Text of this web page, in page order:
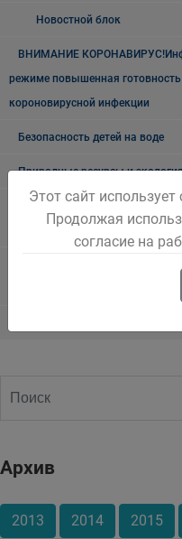
Новостной блок
ВНИМАНИЕ
режиме повышенная
короновирусной инфекции
Безопасность детей на воде
Природные ресурсы и
"Земля Беловская". Очерки
Автор Михаил Юрьевич
Выборы в местный Совет 1939
Архив
2013 2014 2015
Этот сайт
Продолжая
согласие на